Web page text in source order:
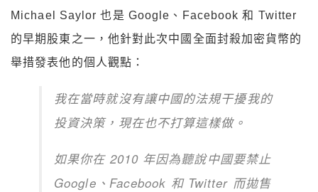
Michael Saylor 也是 Google、Facebook 和 Twitter
的早期股東之一，他針對此次中國全面封殺加密貨幣的
舉措發表他的個人觀點：
我在當時就沒有讓中國的法規干擾我的
投資決策，現在也不打算這樣做。
如果你在 2010 年因為聽說中國要禁止
Google、Facebook 和 Twitter 而拋售